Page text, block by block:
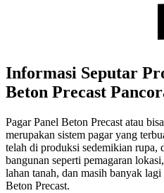
Informasi Seputar
Beton Precast
Pagar Panel Beton Precast atau
merupakan sistem pagar yang
telah di produksi sedemikian rupa,
bangunan seperti pemagaran
lahan tanah, dan masih banyak
Beton Precast.